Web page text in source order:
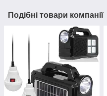
Подібні товари компанії